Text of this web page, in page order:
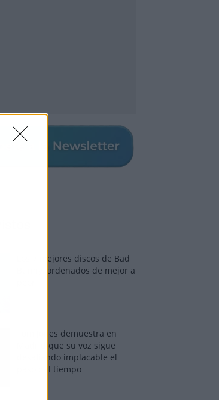
Los 7 mejores discos de Bad
Bunny, ordenados de mejor a
Tom Jones demuestra en
Madrid que su voz sigue
desafiando implacable el
paso del tiempo